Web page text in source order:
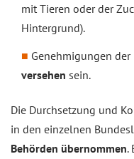
mit Tieren oder der
Hintergrund).
Genehmigungen
versehen sein.
Die Durchsetzung und
in den einzelnen
Behörden übernommen.